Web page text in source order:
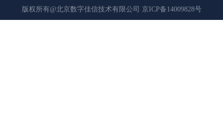
版权所有@北京数字佳信技术有限公司 京ICP备14009828号